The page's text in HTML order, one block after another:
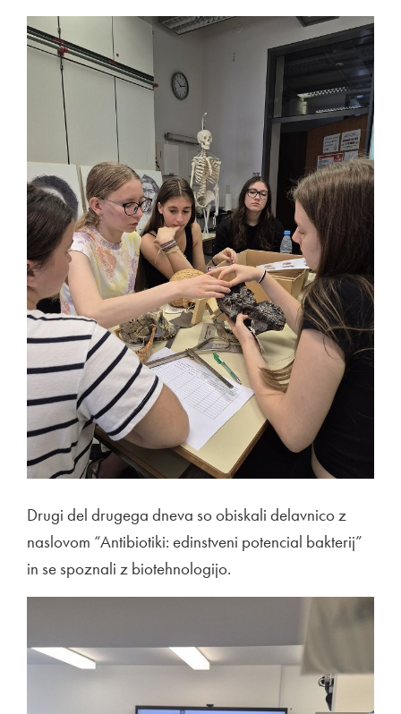
Drugi del drugega dneva so obiskali delavnico z
naslovom “Antibiotiki: edinstveni potencial bakterij”
in se spoznali z biotehnologijo.